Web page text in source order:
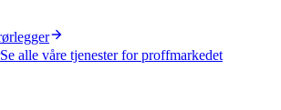
Se alle våre tjenester for proffmarkedet